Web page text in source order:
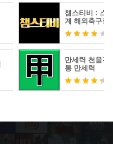
챔스티비 : 스
계 해외축구중
츠분석
만세력 천을귀
통 만세력